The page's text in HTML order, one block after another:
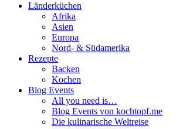
Länderküchen
Afrika
Asien
Europa
Nord- & Südamerika
Rezepte
Backen
Kochen
Blog Events
All you need is…
Blog Events von kochtopf.me
Die kulinarische Weltreise